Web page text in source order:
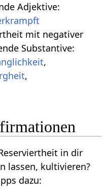
Adjektive:
mit negativer
Substantive:
,
,
in dir
lassen, kultivieren?
dazu: